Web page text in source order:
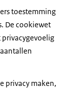
toestemming
De cookiewet
privacy maken,